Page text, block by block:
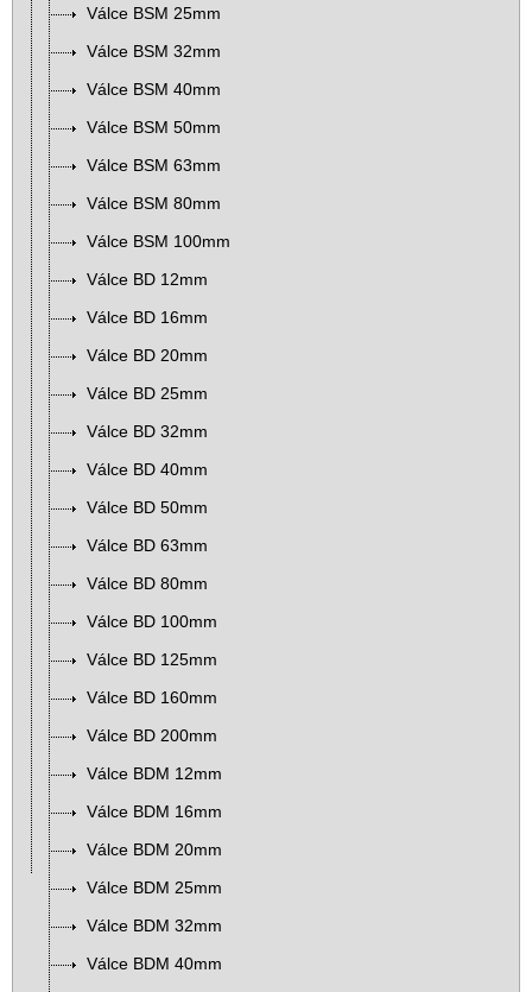
Válce BSM 25mm
Válce BSM 32mm
Válce BSM 40mm
Válce BSM 50mm
Válce BSM 63mm
Válce BSM 80mm
Válce BSM 100mm
Válce BD 12mm
Válce BD 16mm
Válce BD 20mm
Válce BD 25mm
Válce BD 32mm
Válce BD 40mm
Válce BD 50mm
Válce BD 63mm
Válce BD 80mm
Válce BD 100mm
Válce BD 125mm
Válce BD 160mm
Válce BD 200mm
Válce BDM 12mm
Válce BDM 16mm
Válce BDM 20mm
Válce BDM 25mm
Válce BDM 32mm
Válce BDM 40mm